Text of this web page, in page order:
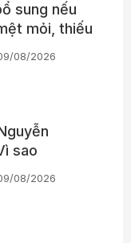
sung nếu
mỏi, thiếu
08/2026
sao
gây tranh cãi
08/2026